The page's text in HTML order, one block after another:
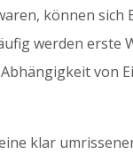
können sich
werden erste
von
klar